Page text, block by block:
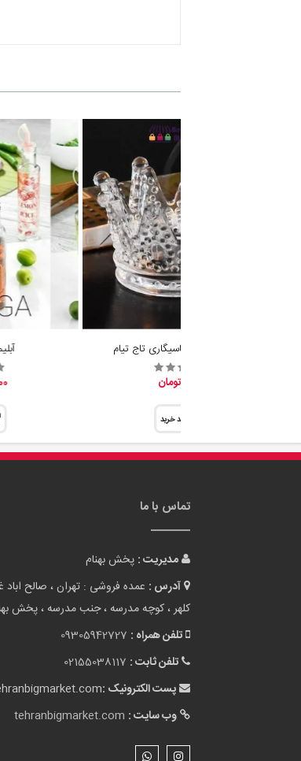
جا شمع وارمر و جاسیگاری تاج تیام
سبد خرید
تماس با ما
مدیریت : پخش بهنام
آدرس : عمده فروشی : تهران ، صالح اباد
کلهر ، کوچه مدرسه ، جنب مدرسه ، پخش
تلفن همراه : 09305942727
تلفن ثابت : 02155038117
پست الکترونیک :
وب سایت : tehranbigmarket.com